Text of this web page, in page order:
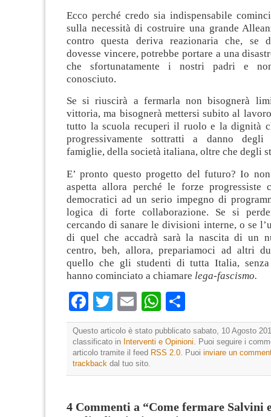
Ecco perché credo sia indispensabile
sulla necessità di costruire una grande
contro questa deriva reazionaria che, se
dovesse vincere, potrebbe portare a una
che sfortunatamente i nostri padri e
conosciuto.
Se si riuscirà a fermarla non bisognerà
vittoria, ma bisognerà mettersi subito al
tutto la scuola recuperi il ruolo e la dignità
progressivamente sottratti a danno degli
famiglie, della società italiana, oltre che degli
E’ pronto questo progetto del futuro? Io
aspetta allora perché le forze progressiste
democratici ad un serio impegno di
logica di forte collaborazione. Se si
cercando di sanare le divisioni interne, o se
di quel che accadrà sarà la nascita di un
centro, beh, allora, prepariamoci ad altri
quello che gli studenti di tutta Italia,
hanno cominciato a chiamare lega-fascismo.
Facebook
TwitterEmailWhatsApp
Questo articolo è stato pubblicato sabato, 10 Agosto
classificato in Interventi e Opinioni . Puoi seguire i
articolo tramite il feed RSS 2.0 . Puoi inviare un
trackback dal tuo sito.
4 Commenti a “Come fermare Salvini